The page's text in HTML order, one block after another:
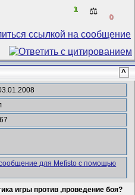
1 ⚖️
0
^
игры против ,проведение боя?